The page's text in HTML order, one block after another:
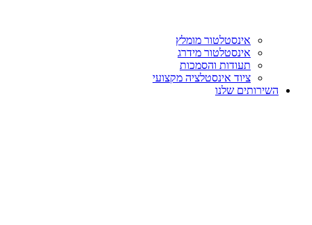
אינסטלטור מומלץ
אינסטלטור מידרג
תעודות והסמכות
ציוד אינסטלציה מקצועי
השירותים שלנו